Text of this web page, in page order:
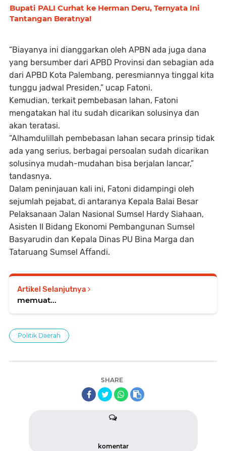
Bupati PALI Curhat ke Herman Deru, Ternyata Ini
Tantangan Beratnya!
“Biayanya ini dianggarkan oleh APBN ada juga dana
yang bersumber dari APBD Provinsi dan sebagian ada
dari APBD Kota Palembang, peresmiannya tinggal kita
tunggu jadwal Presiden,” ucap Fatoni.
Kemudian, terkait pembebasan lahan, Fatoni
mengatakan hal itu sudah dicarikan solusinya dan
akan teratasi.
“Alhamdulillah pembebasan lahan secara prinsip tidak
ada yang serius, berbagai persoalan sudah dicarikan
solusinya mudah-mudahan bisa berjalan lancar,”
tandasnya.
Dalam peninjauan kali ini, Fatoni didampingi oleh
sejumlah pejabat, di antaranya Kepala Balai Besar
Pelaksanaan Jalan Nasional Sumsel Hardy Siahaan,
Asisten II Bidang Ekonomi Pembangunan Sumsel
Basyarudin dan Kepala Dinas PU Bina Marga dan
Tataruang Sumsel Affandi.
Artikel Selanjutnya
memuat...
Politik Daerah
SHARE
komentar